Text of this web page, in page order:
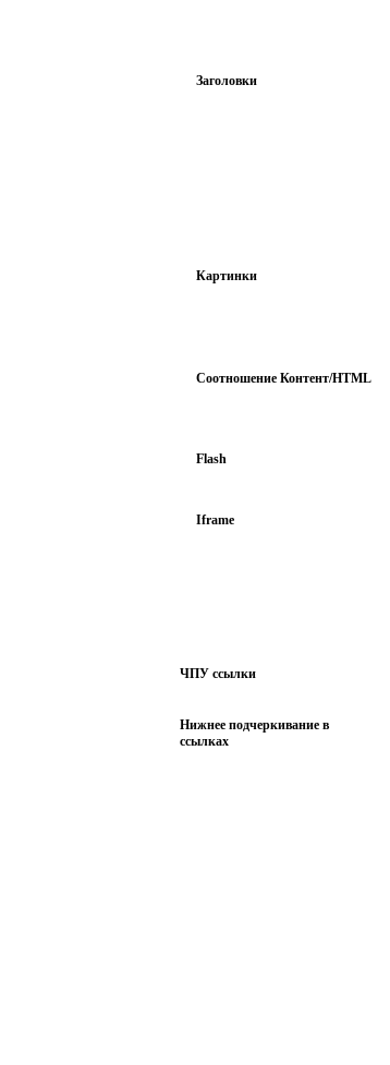
Заголовки
Картинки
Соотношение Контент/HTML
Flash
Iframe
ЧПУ ссылки
Нижнее подчеркивание в
ссылках